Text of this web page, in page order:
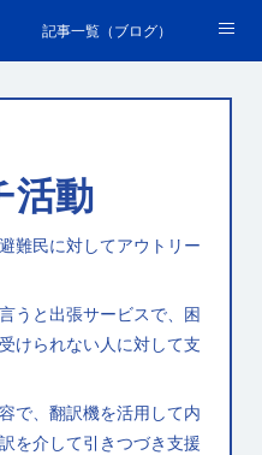
記事一覧（ブログ）
活動
難民に対してアウトリー
うと出張サービスで、困
けられない人に対して支
で、翻訳機を活用して内
を介して引きつづき支援